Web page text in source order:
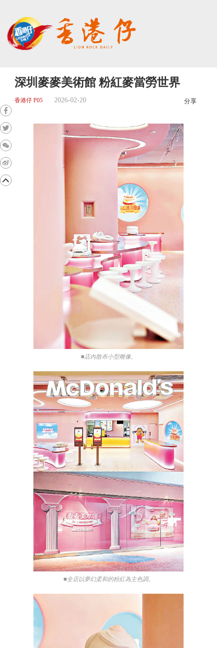
深圳麥麥美術館 粉紅麥當勞世界
香港仔 P05 2026-02-20 分享
■店內散布小型雕像。
■全店以夢幻柔和的粉紅為主色調。